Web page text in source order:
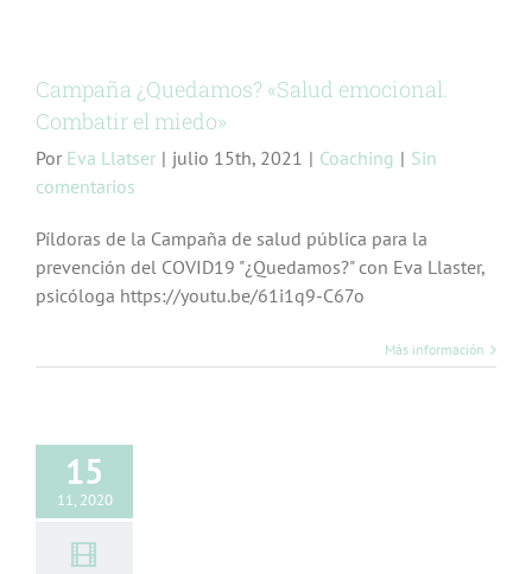
Campaña ¿Quedamos? «Salud emocional.
Combatir el miedo»
Por Eva Llatser | julio 15th, 2021 | Coaching | Sin
comentarios
Píldoras de la Campaña de salud pública para la
prevención del COVID19 "¿Quedamos?" con Eva Llaster,
psicóloga https://youtu.be/61i1q9-C67o
Más información
15
11, 2020